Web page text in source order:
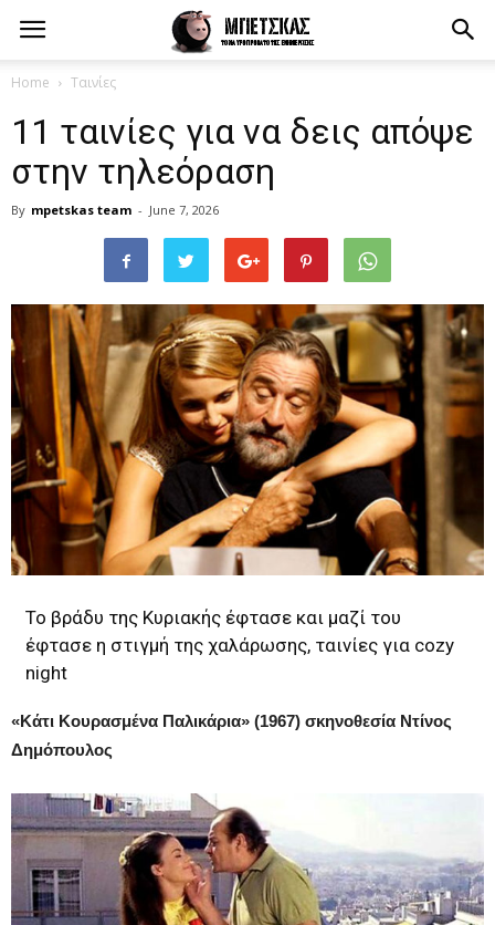
Home Ταινίες
11 ταινίες για να δεις απόψε
στην τηλεόραση
By mpetskas team - June 7, 2026
Το βράδυ της Κυριακής έφτασε και μαζί του
έφτασε η στιγμή της χαλάρωσης, ταινίες για cozy
night
«Κάτι Κουρασμένα Παλικάρια» (1967) σκηνοθεσία Ντίνος
Δημόπουλος